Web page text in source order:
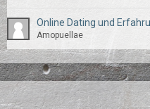
Online Dating und
Amopuellae